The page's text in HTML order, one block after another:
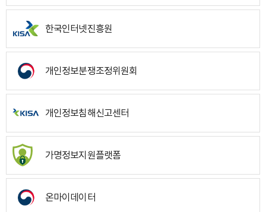
한국인터넷진흥원
개인정보분쟁조정위원회
개인정보침해신고센터
가명정보지원플랫폼
온마이데이터